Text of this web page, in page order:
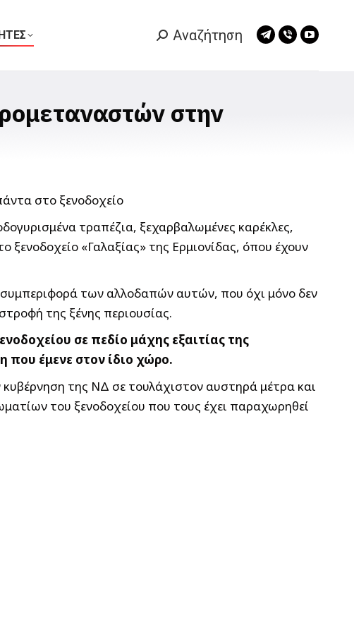
Search:
Αναζήτηση
Telegram
Viber
στην
τραπέζια, ξεχαρβαλωμένες καρέκλες,
«Γαλαξίας» της Ερμιονίδας, όπου έχουν
των αλλοδαπών αυτών, που όχι μόνο δεν
της ξένης περιουσίας.
σε πεδίο μάχης εξαιτίας της
που έμενε στον ίδιο χώρο.
της ΝΔ σε τουλάχιστον αυστηρά μέτρα και
του ξενοδοχείου που τους έχει παραχωρηθεί